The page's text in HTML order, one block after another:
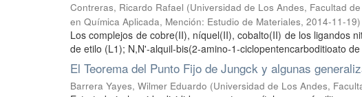
Contreras, Ricardo Rafael (Universidad de Los Andes, Facultad
en Química Aplicada, Mención: Estudio de Materiales, 2014-11-19)
Los complejos de cobre(II), níquel(II), cobalto(II) de los ligandos
de etilo (L1); N,N'-alquil-bis(2-amino-1-ciclopentencarboditioato
El Teorema del Punto Fijo de Jungck y algunas
Barrera Yayes, Wilmer Eduardo (Universidad de Los Andes,